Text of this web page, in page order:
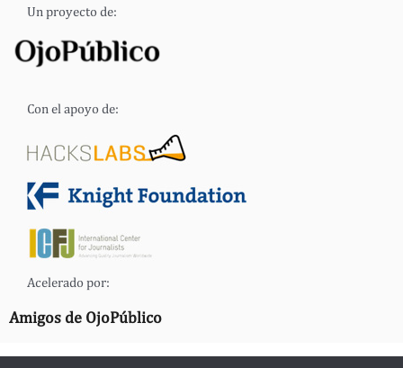
Un proyecto de:
Con el apoyo de:
Acelerado por:
Amigos de OjoPúblico